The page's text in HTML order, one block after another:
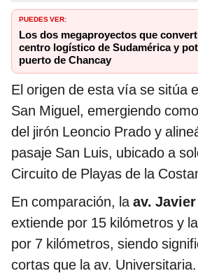
PUEDES VER:
Los dos megaproyectos que
centro logístico de Sudamérica y
puerto de Chancay
El origen de esta vía se sitúa
San Miguel, emergiendo
del jirón Leoncio Prado y
pasaje San Luis, ubicado a
Circuito de Playas de la
En comparación, laav.
extiende por 15 kilómetros y la
por 7 kilómetros, siendo
cortas que la av. Universitaria.